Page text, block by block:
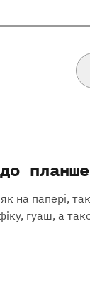
папері, так
гуаш, а